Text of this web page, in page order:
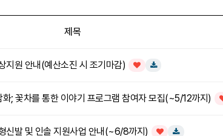
제목
지원 안내(예산소진 시 조기마감)
인기글
; 꽃차를 통한 이야기 프로그램 참여자 모집(~5/12까지)
신발 및 인솔 지원사업 안내(~6/8까지)